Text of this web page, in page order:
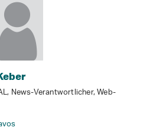
News-Verantwortlicher, Web-